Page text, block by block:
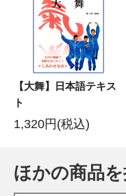
【大舞】日本語テキス
ト
1,320円(税込)
ほかの商品